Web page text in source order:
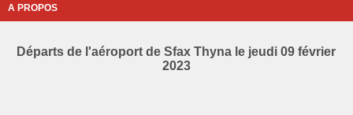
A PROPOS
Départs de l'aéroport de Sfax Thyna le jeudi 09 février
2023